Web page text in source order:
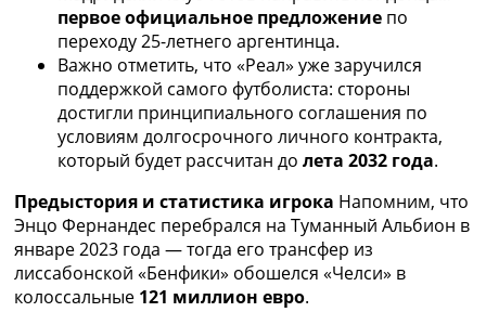
Лига Чемпионов
Англия. Премьер Лига
Испания. Ла Лига
Другие Турниры >>>
Таблицы
Таблицы групп Чемпионата Мира
Украина. Премьер-Лига
Украина. Первая Лига
Лига Чемпионов. Таблицы групп
Англия. Премьер-Лига
Испания. Ла Лига
Все таблицы >>>
Рейтинги
первое официальное предложение по
переходу 25-летнего аргентинца.
Важно отметить, что «Реал» уже заручился
поддержкой самого футболиста: стороны
достигли принципиального соглашения по
условиям долгосрочного личного контракта,
который будет рассчитан до лета 2032 года.
Предыстория и статистика игрока Напомним, что
Энцо Фернандес перебрался на Туманный Альбион в
январе 2023 года — тогда его трансфер из
лиссабонской «Бенфики» обошелся «Челси» в
колоссальные 121 миллион евро.